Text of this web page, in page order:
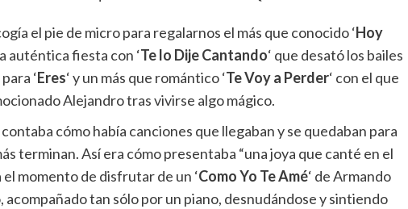
el pie de micro para regalarnos el más que conocido ‘Hoy
auténtica fiesta con ‘Te lo Dije Cantando‘ que desató los bailes
‘Eres‘ y un más que romántico ‘Te Voy a Perder‘ con el que
Alejandro tras vivirse algo mágico.
contaba cómo había canciones que llegaban y se quedaban para
terminan. Así era cómo presentaba “una joya que canté en el
momento de disfrutar de un ‘Como Yo Te Amé‘ de Armando
tan sólo por un piano, desnudándose y sintiendo